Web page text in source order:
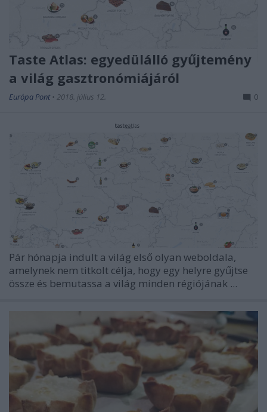
Taste Atlas: egyedülálló gyűjtemény
a világ gasztronómiájáról
Európa Pont • 2018. július 12. 0
Pár hónapja indult a világ első olyan weboldala,
amelynek nem titkolt célja, hogy egy helyre gyűjtse
össze és bemutassa a világ minden régiójának ...